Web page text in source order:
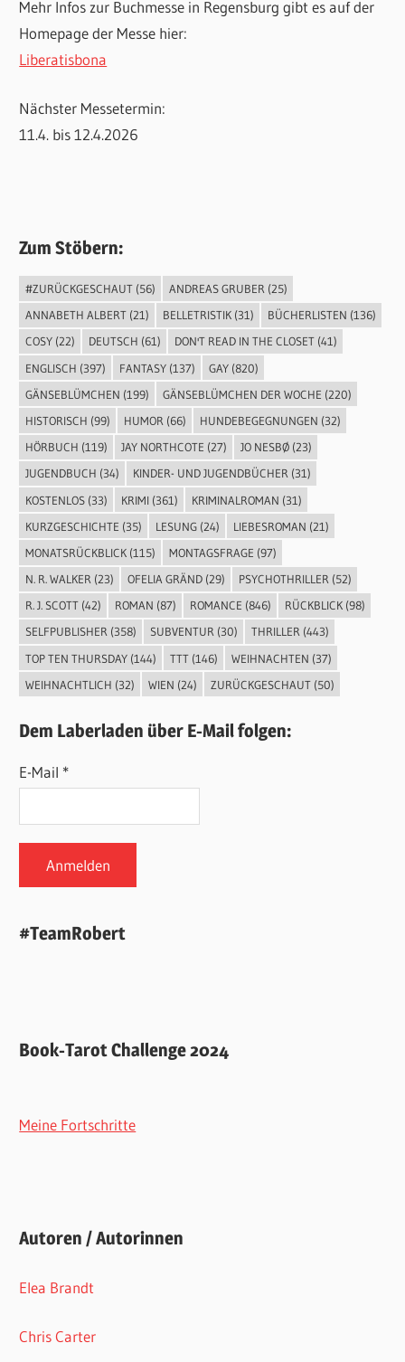
Mehr Infos zur Buchmesse in Regensburg gibt es auf der
Homepage der Messe hier:
Liberatisbona
Nächster Messetermin:
11.4. bis 12.4.2026
Zum Stöbern:
#ZURÜCKGESCHAUT(56) ANDREAS GRUBER (25)
ANNABETH ALBERT(21) BELLETRISTIK(31) BÜCHERLISTEN (136)
COSY(22) DEUTSCH (61) DON'T READ IN THE CLOSET(41)
ENGLISCH (397) FANTASY(137) GAY(820)
GÄNSEBLÜMCHEN (199) GÄNSEBLÜMCHEN DER WOCHE (220)
HISTORISCH (99) HUMOR (66) HUNDEBEGEGNUNGEN (32)
HÖRBUCH (119) JAY NORTHCOTE (27) JO NESBØ(23)
JUGENDBUCH (34) KINDER- UND JUGENDBÜCHER(31)
KOSTENLOS(33) KRIMI(361) KRIMINALROMAN (31)
KURZGESCHICHTE (35) LESUNG(24) LIEBESROMAN (21)
MONATSRÜCKBLICK(115) MONTAGSFRAGE (97)
N. R. WALKER (23) OFELIA GRÄND(29) PSYCHOTHRILLER (52)
R. J. SCOTT(42) ROMAN (87) ROMANCE (846) RÜCKBLICK(98)
SELFPUBLISHER(358) SUBVENTUR(30) THRILLER(443)
TOP TEN THURSDAY(144) TTT(146) WEIHNACHTEN (37)
WEIHNACHTLICH (32) WIEN (24) ZURÜCKGESCHAUT(50)
Dem Laberladen über E-Mail folgen:
E-Mail *
#TeamRobert
Book-Tarot Challenge 2024
Meine Fortschritte
Autoren / Autorinnen
Elea Brandt
Chris Carter